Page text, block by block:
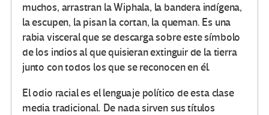
muchos, arrastran la Wiphala, la bandera indígena,
la escupen, la pisan la cortan, la queman. Es una
rabia visceral que se descarga sobre este símbolo
de los indios al que quisieran extinguir de la tierra
junto con todos los que se reconocen en él.
El odio racial es el lenguaje político de esta clase
media tradicional. De nada sirven sus títulos